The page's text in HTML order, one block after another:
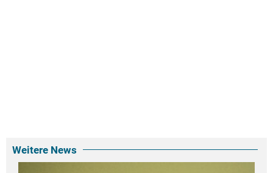
Weitere News